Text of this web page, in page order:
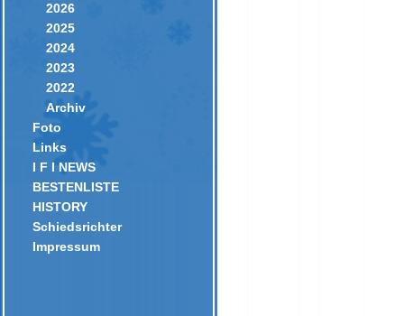
2026
2025
2024
2023
2022
Archiv
Foto
Links
I F I NEWS
BESTENLISTE
HISTORY
Schiedsrichter
Impressum